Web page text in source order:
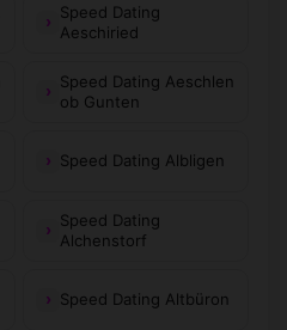
Speed Dating
Aeschiried
Speed Dating Aeschlen
ob Gunten
Speed Dating Albligen
Speed Dating
Alchenstorf
Speed Dating Altbüron